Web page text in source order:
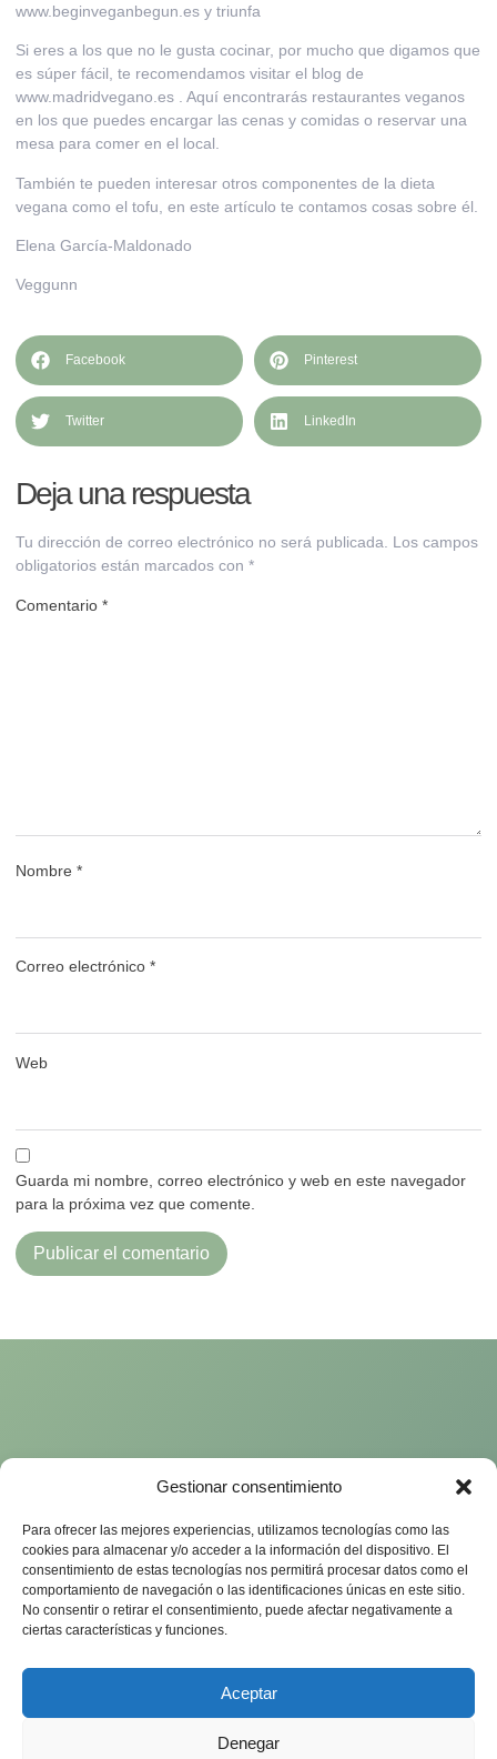
Gestionar consentimiento
Para ofrecer las mejores experiencias, utilizamos tecnologías como las
cookies para almacenar y/o acceder a la información del dispositivo. El
consentimiento de estas tecnologías nos permitirá procesar datos como el
comportamiento de navegación o las identificaciones únicas en este sitio.
No consentir o retirar el consentimiento, puede afectar negativamente a
ciertas características y funciones.
Aceptar
Denegar
www.beginveganbegun.es y triunfa
Si eres a los que no le gusta cocinar, por mucho que digamos que
es súper fácil, te recomendamos visitar el blog de
www.madridvegano.es . Aquí encontrarás restaurantes veganos
en los que puedes encargar las cenas y comidas o reservar una
mesa para comer en el local.
También te pueden interesar otros componentes de la dieta
vegana como el tofu , en este artículo te contamos cosas sobre él.
Elena García-Maldonado
Veggunn
Facebook Pinterest
Twitter LinkedIn
Deja una respuesta
Tu dirección de correo electrónico no será publicada.
Los campos
obligatorios están marcados con *
Comentario *
Nombre *
Correo electrónico *
Web
Guarda mi nombre, correo electrónico y web en este navegador
para la próxima vez que comente.
Política de cookies